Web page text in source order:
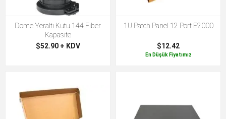
Dome Yeraltı Kutu 144 Fiber
Kapasite
$52.90 + KDV
1U Patch Panel 12 Port E2000
$12.42
En Düşük Fiyatımız